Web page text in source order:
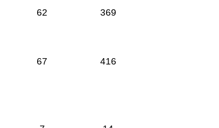
62 369
67 416